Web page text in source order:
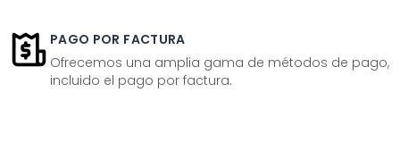
PAGO POR FACTURA
Ofrecemos una amplia gama de métodos de pago,
incluido el pago por factura.